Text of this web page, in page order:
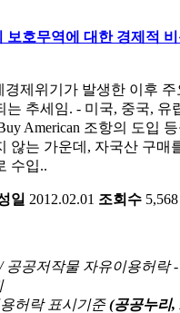
보호무역에 대한 경제적
경제위기가 발생한 이후
는 추세임. - 미국, 중국, 유
American 조항의 도입
않는 가운데, 자국산 구매
수입..
일 2012.02.01 조회수 5,568
허락 표시기준 (공공누리,